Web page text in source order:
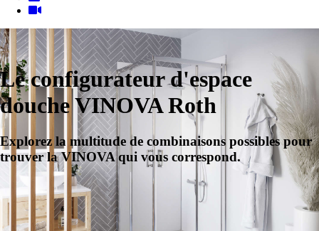
Le configurateur d'espace
douche VINOVA Roth
Explorez la multitude de combinaisons possibles pour
trouver la VINOVA qui vous correspond.